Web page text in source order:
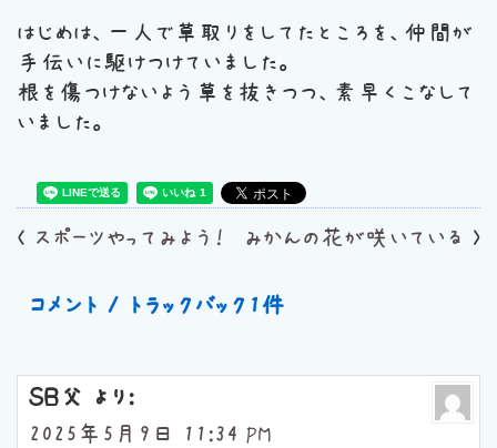
はじめは、一人で草取りをしてたところを、仲間が
手伝いに駆けつけていました。
根を傷つけないよう草を抜きつつ、素早くこなして
いました。
< スポーツやってみよう！ みかんの花が咲いている >
コメント / トラックバック1件
ＳＢ父
より:
2025年5月9日 11:34 PM